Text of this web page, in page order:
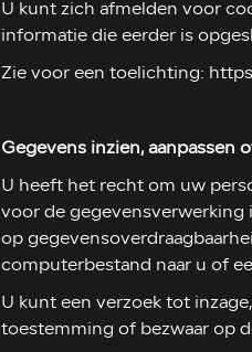
U kunt zich afmelden voor
informatie die eerder is
Zie voor een toelichting:
Gegevens inzien, aanpassen
U heeft het recht om uw
voor de gegevensverwerking
op
computerbestand naar u of
U kunt een verzoek tot
toestemming of bezwaar op